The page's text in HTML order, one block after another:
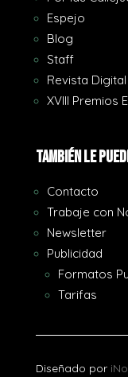
Espejo
Blog
Staff
Revista Digital
XVIII Premios
También le
Contacto
Trabaje con
Newsletter
Publicidad
Formatos
Tarifas
Diseñado por